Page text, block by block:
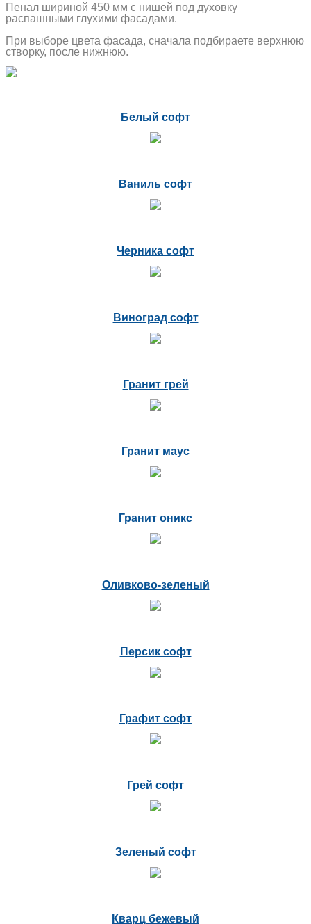
Пенал шириной 450 мм с нишей под духовку
распашными глухими фасадами.
При выборе цвета фасада, сначала подбираете верхнюю
створку, после нижнюю.
Белый софт
Ваниль софт
Черника софт
Виноград софт
Гранит грей
Гранит маус
Гранит оникс
Оливково-зеленый
Персик софт
Графит софт
Грей софт
Зеленый софт
Кварц бежевый